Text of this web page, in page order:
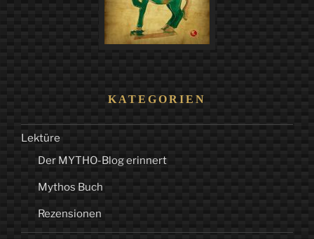
KATEGORIEN
Lektüre
Der MYTHO-Blog erinnert
Mythos Buch
Rezensionen